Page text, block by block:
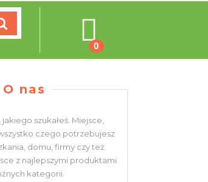
0
O nas
szukałeś. Miejsce,
czego potrzebujesz
domu, firmy czy też
z najlepszymi produktami
kategorii.